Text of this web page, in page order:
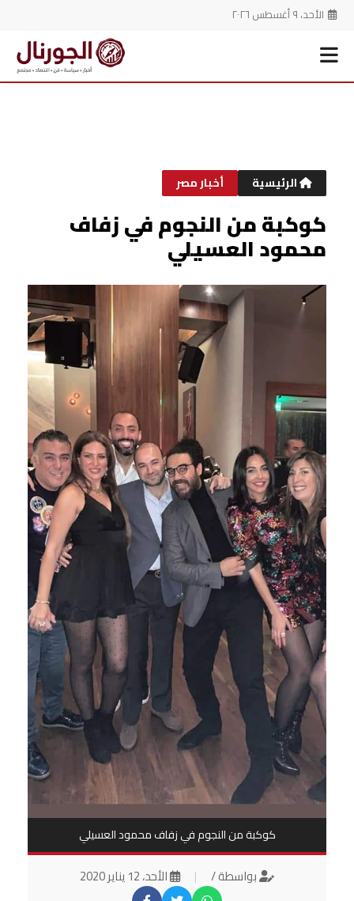
الأحد، ٩ أغسطس ٢٠٢٦
الرئيسية أخبار مصر
كوكبة من النجوم في زفاف
محمود العسيلي
كوكبة من النجوم في زفاف محمود العسيلي
بواسطة / | الأحد، 12 يناير 2020